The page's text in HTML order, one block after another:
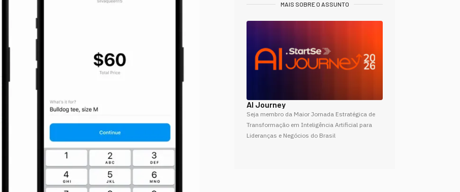
MAIS SOBRE O ASSUNTO
AI Journey
Seja membro da Maior Jornada Estratégica de
Transformação em Inteligência Artificial para
Lideranças e Negócios do Brasil